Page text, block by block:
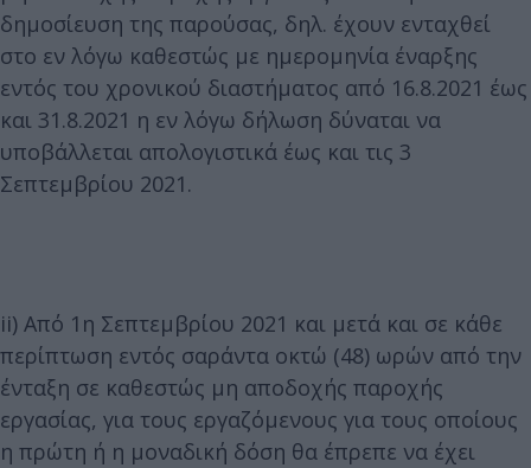
δημοσίευση της παρούσας, δηλ. έχουν ενταχθεί
στο εν λόγω καθεστώς με ημερομηνία έναρξης
εντός του χρονικού διαστήματος από 16.8.2021 έως
και 31.8.2021 η εν λόγω δήλωση δύναται να
υποβάλλεται απολογιστικά έως και τις 3
Σεπτεμβρίου 2021.
ii) Από 1η Σεπτεμβρίου 2021 και μετά και σε κάθε
περίπτωση εντός σαράντα οκτώ (48) ωρών από την
ένταξη σε καθεστώς μη αποδοχής παροχής
εργασίας, για τους εργαζόμενους για τους οποίους
η πρώτη ή η μοναδική δόση θα έπρεπε να έχει